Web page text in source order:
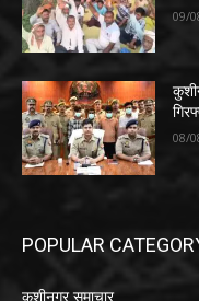
09/
08/
POPULAR
कुशीनगर समाचार